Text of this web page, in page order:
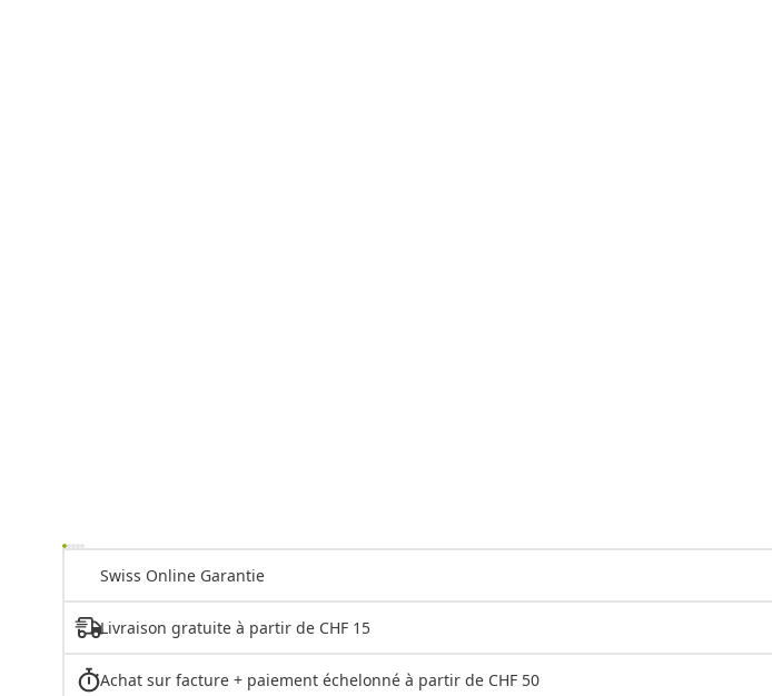
Swiss Online Garantie
Livraison gratuite à partir de CHF 15
Achat sur facture + paiement échelonné à partir de CHF 50